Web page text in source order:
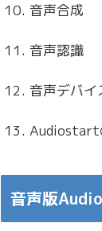
10. 音声合成
11. 音声認識
12. 音声デバイ
13. Audiostart
音声版